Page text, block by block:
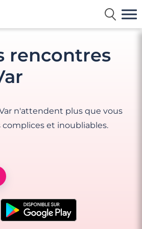
avec Meetic
rencontres
n'attendent plus que vous
et inoubliables.